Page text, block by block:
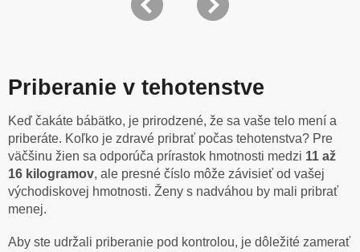
Priberanie v tehotenstve
Keď čakáte bábätko, je prirodzené, že sa vaše telo mení a
priberáte. Koľko je zdravé pribrať počas tehotenstva? Pre
väčšinu žien sa odporúča prírastok hmotnosti medzi 11 až
16 kilogramov, ale presné číslo môže závisieť od vašej
východiskovej hmotnosti. Ženy s nadváhou by mali pribrať
menej.
Aby ste udržali priberanie pod kontrolou, je dôležité zamerať